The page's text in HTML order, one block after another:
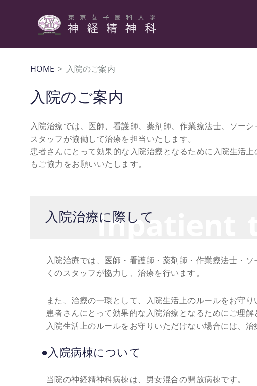
HOME > 入院のご案内
入院のご案内
入院治療では、医師、看護師、薬剤師、作業療法士、ソー
スタッフが協働して治療を担当いたします。
患者さんにとって効果的な入院治療となるために入院生活
もご協力をお願いいたします。
入院治療に際して
Inpatient
入院治療では、医師・看護師・薬剤師・作業療法士・
くのスタッフが協力し、治療を行います。
また、治療の一環として、入院生活上のルールをお守り
患者さんにとって効果的な入院治療となるためにご理解
入院生活上のルールをお守りいただけない場合には、治
●入院病棟について
当院の神経精神科病棟は、男女混合の開放病棟です。